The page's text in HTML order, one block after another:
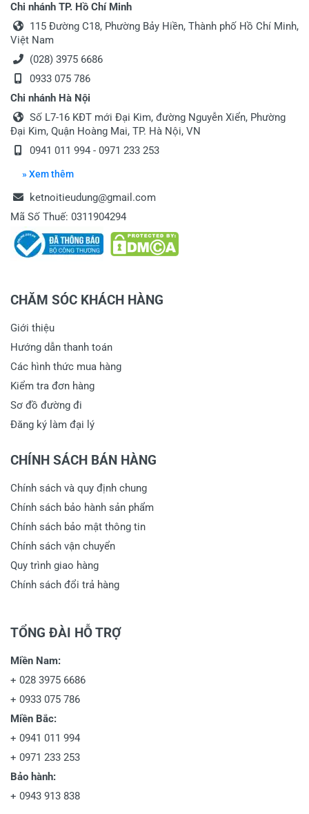
Gửi nhận xét
Chi nhánh TP. Hồ Chí Minh
115 Đường C18, Phường Bảy Hiền, Thành phố Hồ Chí Minh,
Việt Nam
(028) 3975 6686
0933 075 786
Chi nhánh Hà Nội
Số L7-16 KĐT mới Đại Kim, đường Nguyễn Xiển, Phường
Đại Kim, Quận Hoàng Mai, TP. Hà Nội, VN
0941 011 994 - 0971 233 253
» Xem thêm
ketnoitieudung@gmail.com
Mã Số Thuế: 0311904294
CHĂM SÓC KHÁCH HÀNG
Giới thiệu
Hướng dẫn thanh toán
Các hình thức mua hàng
Kiểm tra đơn hàng
Sơ đồ đường đi
Đăng ký làm đại lý
CHÍNH SÁCH BÁN HÀNG
Chính sách và quy định chung
Chính sách bảo hành sản phẩm
Chính sách bảo mật thông tin
Chính sách vận chuyển
Quy trình giao hàng
Chính sách đổi trả hàng
TỔNG ĐÀI HỖ TRỢ
Miền Nam:
+ 028 3975 6686
+ 0933 075 786
Miền Bắc:
+ 0941 011 994
+ 0971 233 253
Bảo hành:
+ 0943 913 838